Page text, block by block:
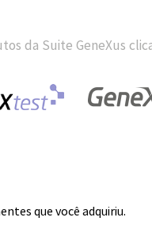
da Suite GeneXus
que você adquiriu.